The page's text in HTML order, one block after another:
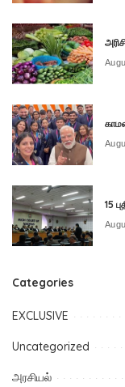
15
Categories
EXCLUSIVE
Uncategorized
அரசியல்